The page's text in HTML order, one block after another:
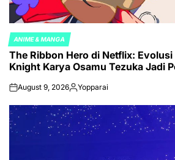
POSTED
IN
ANIME & MANGA
The Ribbon Hero di Netflix:
Knight Karya Osamu Tezuka Jadi
onAugust 9, 2026Posted
Yopparai